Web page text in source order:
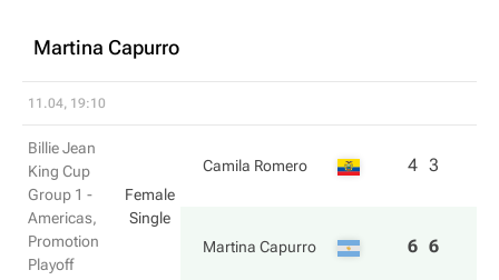
Martina Capurro
11.04, 19:10
Billie Jean
King Cup
Group 1 -
Americas,
Promotion
Playoff
Female
Single
Camila Romero 4 3
Martina Capurro 6 6